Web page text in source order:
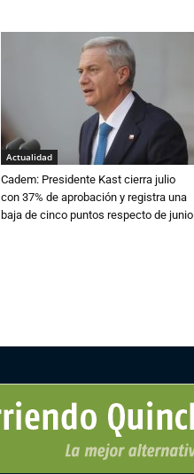
Actualidad
Cadem: Presidente Kast cierra julio
con 37% de aprobación y registra una
baja de cinco puntos respecto de junio